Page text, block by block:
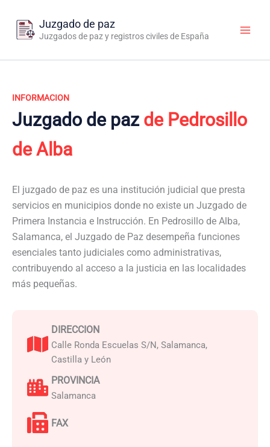
contenido
Juzgado de paz
Juzgados de paz y registros civiles de España
INFORMACION
Juzgado de paz de Pedrosillo
de Alba
El juzgado de paz es una institución judicial que presta
servicios en municipios donde no existe un Juzgado de
Primera Instancia e Instrucción. En Pedrosillo de Alba,
Salamanca, el Juzgado de Paz desempeña funciones
esenciales tanto judiciales como administrativas,
contribuyendo al acceso a la justicia en las localidades
más pequeñas.
DIRECCION
Calle Ronda Escuelas S/N, Salamanca,
Castilla y León
PROVINCIA
Salamanca
FAX